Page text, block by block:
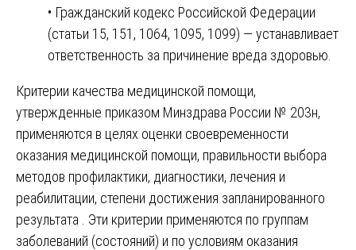
• Гражданский кодекс Российской Федерации
(статьи 15, 151, 1064, 1095, 1099) — устанавливает
ответственность за причинение вреда здоровью.
Критерии качества медицинской помощи,
утвержденные приказом Минздрава России № 203н,
применяются в целях оценки своевременности
оказания медицинской помощи, правильности выбора
методов профилактики, диагностики, лечения и
реабилитации, степени достижения запланированного
результата . Эти критерии применяются по группам
заболеваний (состояний) и по условиям оказания